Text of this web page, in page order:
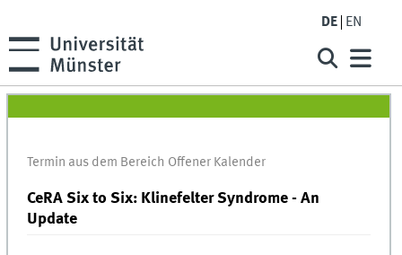
DE EN
Termin aus dem Bereich Offener Kalender
CeRA Six to Six: Klinefelter Syndrome - An
Update